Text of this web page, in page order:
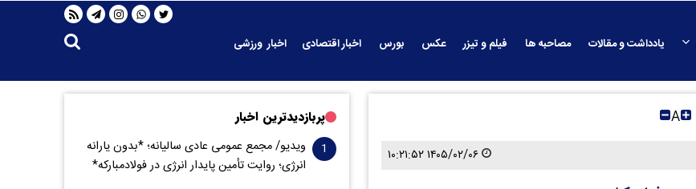
یادداشت و مقالات مصاحبه ها فیلم و تیزر عکس بورس اخبار اقتصادی
اخبار ورزشی
A
۱۴۰۵/۰۲/۰۶ ۱۰:۲۱:۵۲
پربازدیدترین اخبار
ویدیو/ مجمع عمومی عادی سالیانه؛ *بدون یارانه
انرژی؛ روایت تأمین پایدار انرژی در فولادمبارکه*